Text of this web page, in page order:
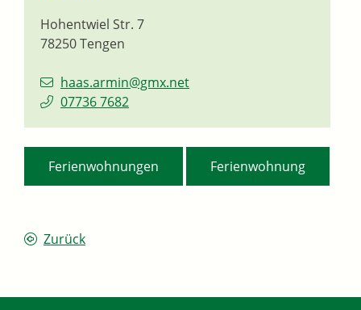
Hohentwiel Str. 7
78250Tengen
haas.armin@gmx.net
07736 7682
Ferienwohnungen Ferienwohnung
Zurück